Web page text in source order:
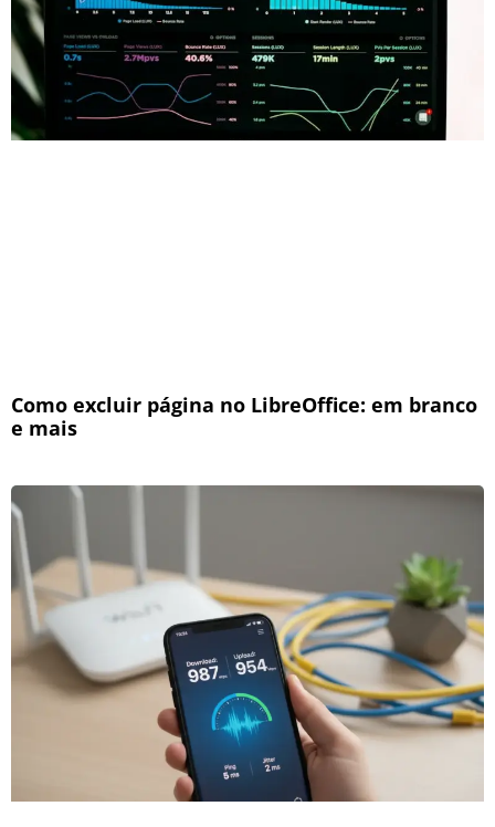
Como excluir página no LibreOffice: em branco
e mais